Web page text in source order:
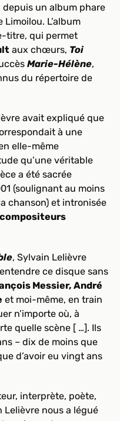
un album phare
L’album
titre, qui permet
aux chœurs, Toi
Marie-Hélène,
du répertoire de
avait expliqué que
à une
elle-même
qu’une véritable
a été sacrée
(soulignant au moins
chanson) et intronisée
, Sylvain Lelièvre
ce disque sans
Messier, André
et moi-même, en train
n’importe où, à
quelle scène [ …]. Ils
– dix de moins que
d’avoir eu vingt ans
interprète, poète,
nous a légué